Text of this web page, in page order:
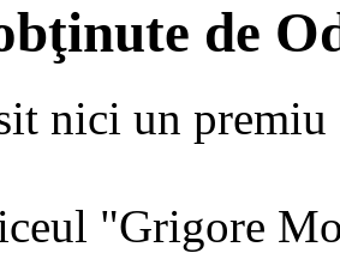
de
nici un premiu
"Grigore